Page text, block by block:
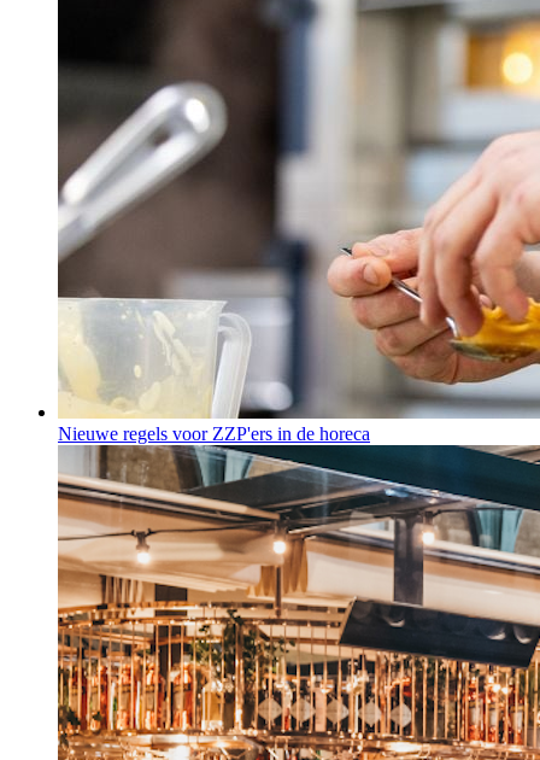
Nieuwe regels voor ZZP'ers in de horeca